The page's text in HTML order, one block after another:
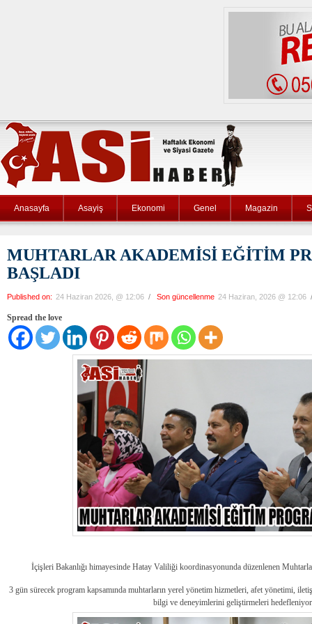
Anasayfa Asayiş Ekonomi Genel Magazin
MUHTARLAR AKADEMİSİ EĞİTİM
BAŞLADI
Published on: 24 Haziran 2026, @ 12:06 / Son güncellenme 24 Haziran, 2026 @ 12:06
Spread the love
İçişleri Bakanlığı himayesinde Hatay Valiliği koordinasyonunda düzenlenen
3 gün sürecek program kapsamında muhtarların yerel yönetim hizmetleri, afet yönetimi,
bilgi ve deneyimlerini geliştirmeleri